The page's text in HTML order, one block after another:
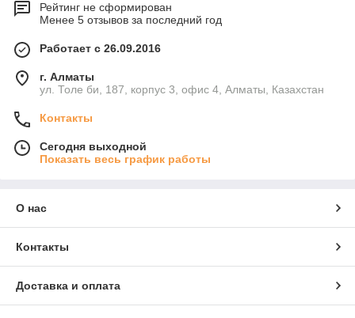
Рейтинг не сформирован
Менее 5 отзывов за последний год
Работает с 26.09.2016
г. Алматы
ул. Толе би, 187, корпус 3, офис 4, Алматы, Казахстан
Контакты
Сегодня выходной
Показать весь график работы
О нас
Контакты
Доставка и оплата